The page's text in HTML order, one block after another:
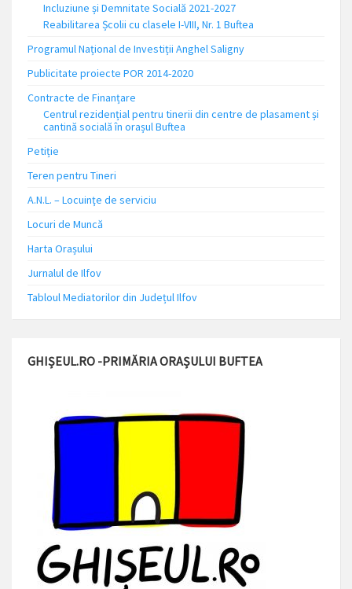
Incluziune și Demnitate Socială 2021-2027
Reabilitarea Școlii cu clasele I-VIII, Nr. 1 Buftea
Programul Național de Investiții Anghel Saligny
Publicitate proiecte POR 2014-2020
Contracte de Finanțare
Centrul rezidențial pentru tinerii din centre de plasament și
cantină socială în orașul Buftea
Petiție
Teren pentru Tineri
A.N.L. – Locuinţe de serviciu
Locuri de Muncă
Harta Orașului
Jurnalul de Ilfov
Tabloul Mediatorilor din Județul Ilfov
GHIȘEUL.RO -PRIMĂRIA ORAȘULUI BUFTEA